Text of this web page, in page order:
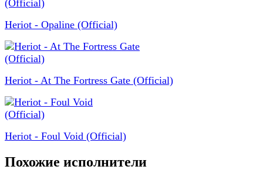
Heriot - Opaline (Official)
Heriot - At The Fortress Gate (Official)
Heriot - Foul Void (Official)
Похожие исполнители